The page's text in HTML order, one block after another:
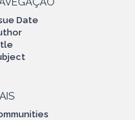
Date